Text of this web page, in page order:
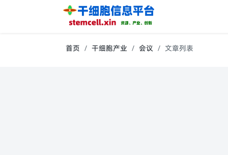
首页 干细胞产业 会议 文章列表